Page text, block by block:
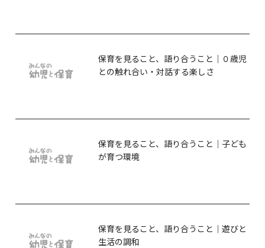
保育を見ること、語り合うこと｜０歳児
との触れ合い・対話する楽しさ
保育を見ること、語り合うこと｜子ども
が育つ環境
保育を見ること、語り合うこと｜遊びと
生活の調和